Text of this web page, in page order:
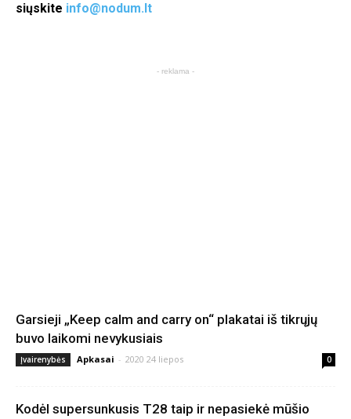
siųskite info@nodum.lt
- reklama -
Garsieji „Keep calm and carry on“ plakatai iš tikrųjų
buvo laikomi nevykusiais
Įvairenybės Apkasai - 2020 24 liepos 0
Kodėl supersunkusis T28 taip ir nepasiekė mūšio